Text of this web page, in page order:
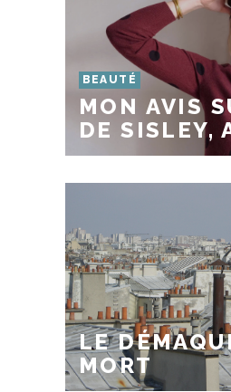
BEAUTÉ
MON AVIS
DE SISLEY,
LE
MORT